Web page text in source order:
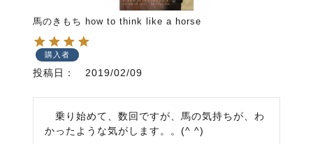
馬のきもち how to think like a horse
購入者
投稿日 2019/02/09
かったような気がします。。(^ ^)